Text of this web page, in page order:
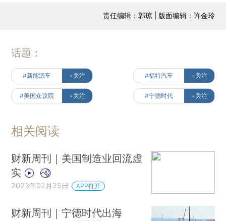
责任编辑：郭琼 | 版面编辑：许金玲
话题：
#新能源车 +关注 #福特汽车 +关注
#美国众议院 +关注 #宁德时代 +关注
相关阅读
财新周刊｜美国制造业回流虚
实
2023年02月25日 APP打开
财新周刊｜宁德时代出海